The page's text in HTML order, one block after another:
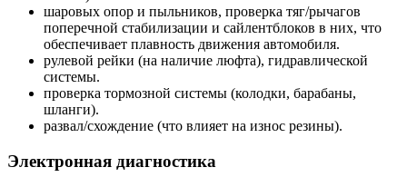
шаровых опор и пыльников, проверка тяг/рычагов
поперечной стабилизации и сайлентблоков в них, что
обеспечивает плавность движения автомобиля.
рулевой рейки (на наличие люфта), гидравлической
системы.
проверка тормозной системы (колодки, барабаны,
шланги).
развал/схождение (что влияет на износ резины).
Электронная диагностика